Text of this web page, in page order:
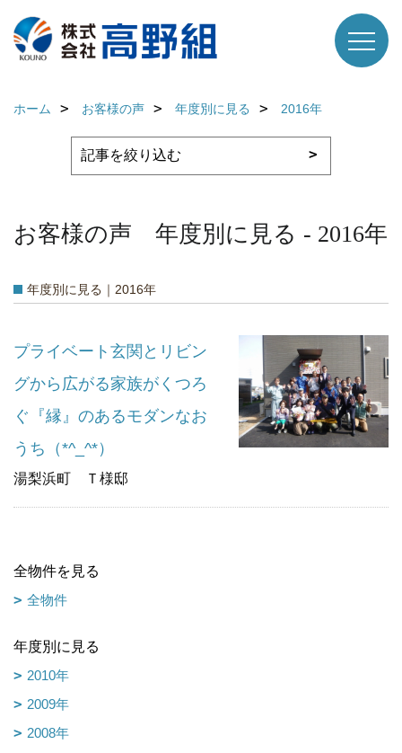
ホーム お客様の声 年度別に見る 2016年
お客様の声 年度別に見る - 2016年
年度別に見る｜2016年
プライベート玄関とリビン
グから広がる家族がくつろ
ぐ『縁』のあるモダンなお
うち（*^_^*）
湯梨浜町 Ｔ様邸
全物件を見る
全物件
年度別に見る
2010年
2009年
2008年